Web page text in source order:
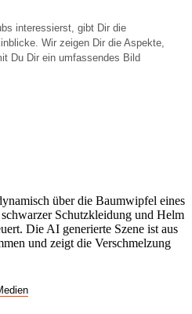
interessierst, gibt Dir die
Wir zeigen Dir die Aspekte,
Du Dir ein umfassendes Bild